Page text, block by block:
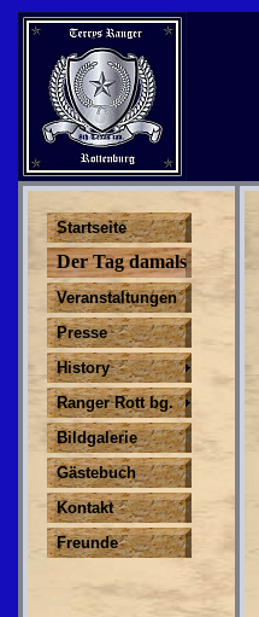
Startseite
Der Tag damals
Veranstaltungen
Presse
History
Ranger Rott bg.
Bildgalerie
Gästebuch
Kontakt
Freunde